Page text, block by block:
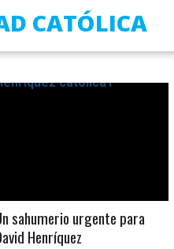
CATÓLICA
sahumerio urgente para
Henríquez